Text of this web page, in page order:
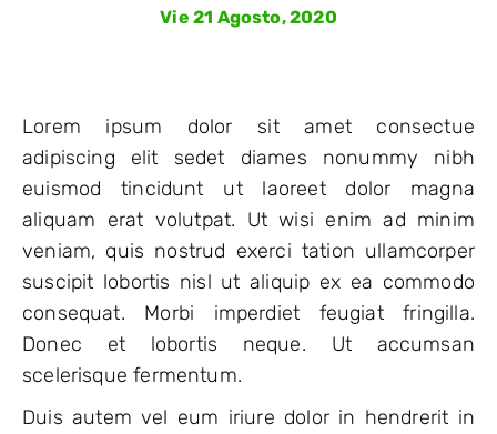
Vie 21 Agosto, 2020
Lorem ipsum dolor sit amet consectue
adipiscing elit sedet diames nonummy nibh
euismod tincidunt ut laoreet dolor magna
aliquam erat volutpat. Ut wisi enim ad minim
veniam, quis nostrud exerci tation ullamcorper
suscipit lobortis nisl ut aliquip ex ea commodo
consequat. Morbi imperdiet feugiat fringilla.
Donec et lobortis neque. Ut accumsan
scelerisque fermentum.
Duis autem vel eum iriure dolor in hendrerit in